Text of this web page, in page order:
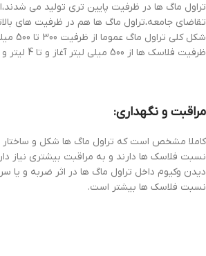
تراول ماگ ها در ظرفیت پایین تری تولید می
تقاضای جامعه،تراول ماگ ها هم در ظرفیت های
شکل
ظرفیت فلاسک ها از 500 میلی لیتر آغاز و تا 4 لیتر و بالاتر عرضه می گردند.
مراقبت و نگهداری:
کاملا مشخص است که تراول ماگ ها شکل و ساختار
نسبت فلاسک ها دارند و به مراقبت بیشتری نیاز
دیدن وکیوم داخل تراول ماگ ها در اثر ضربه و یا
نسبت فلاسک ها بیشتر است.